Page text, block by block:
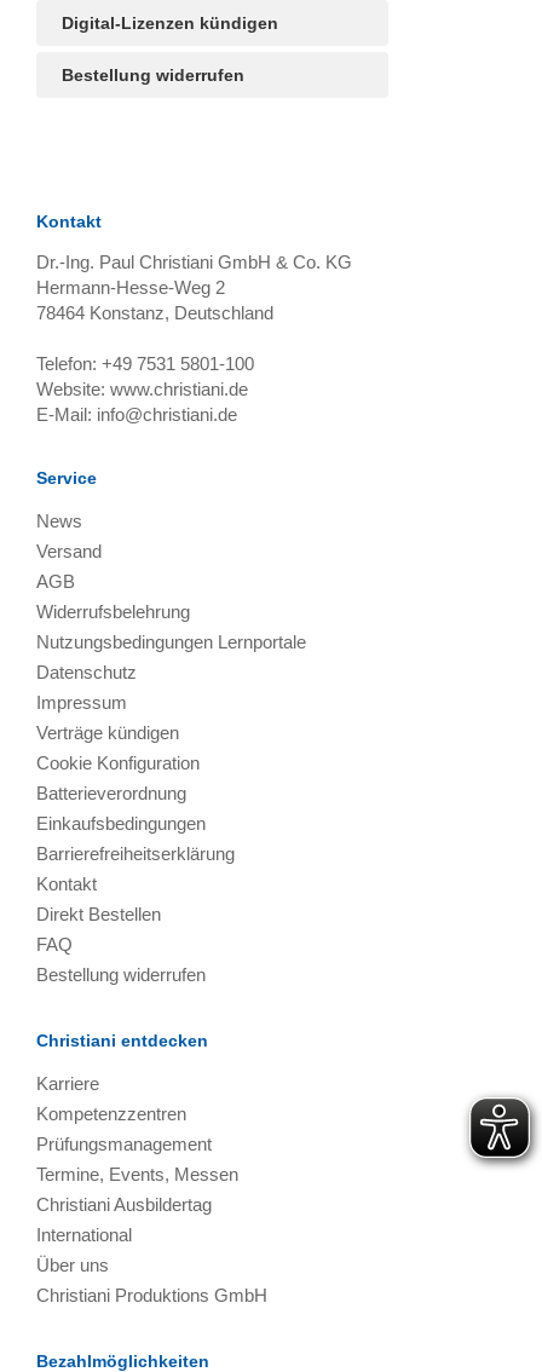
Digital-Lizenzen kündigen
Bestellung widerrufen
Kontakt
Dr.-Ing. Paul Christiani GmbH & Co. KG
Hermann-Hesse-Weg 2
78464 Konstanz, Deutschland
Telefon: +49 7531 5801-100
Website: www.christiani.de
E-Mail: info@christiani.de
Service
News
Versand
AGB
Widerrufsbelehrung
Nutzungsbedingungen Lernportale
Datenschutz
Impressum
Verträge kündigen
Cookie Konfiguration
Batterieverordnung
Einkaufsbedingungen
Barrierefreiheitserklärung
Kontakt
Direkt Bestellen
FAQ
Bestellung widerrufen
Christiani entdecken
Karriere
Kompetenzzentren
Prüfungsmanagement
Termine, Events, Messen
Christiani Ausbildertag
International
Über uns
Christiani Produktions GmbH
Bezahlmöglichkeiten